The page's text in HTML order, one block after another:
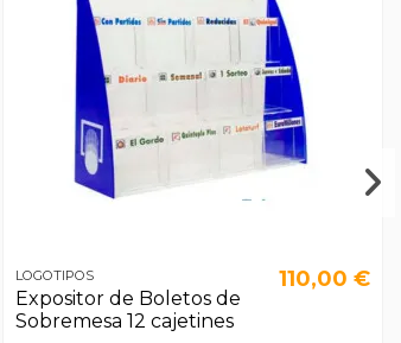
LOGOTIPOS
Expositor de Boletos de
Sobremesa 12 cajetines
110,00 €